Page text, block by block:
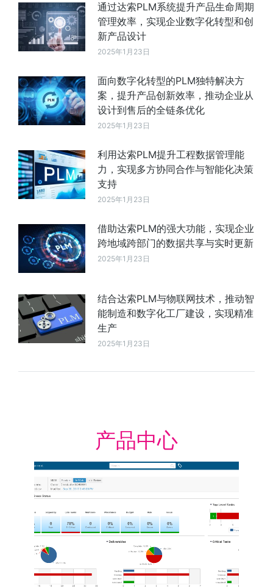
通过达索PLM系统提升产品生命周期
管理效率，实现企业数字化转型和创
新产品设计
2025年1月23日
面向数字化转型的PLM独特解决方
案，提升产品创新效率，推动企业从
设计到售后的全链条优化
2025年1月23日
利用达索PLM提升工程数据管理能
力，实现多方协同合作与智能化决策
支持
2025年1月23日
借助达索PLM的强大功能，实现企业
跨地域跨部门的数据共享与实时更新
2025年1月23日
结合达索PLM与物联网技术，推动智
能制造和数字化工厂建设，实现精准
生产
2025年1月23日
产品中心